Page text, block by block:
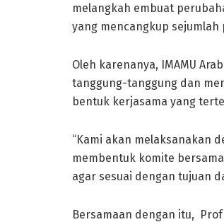
melangkah embuat
yang mencangkup sejumlah
Oleh karenanya, IMAMU
tanggung-tanggung dan
bentuk kerjasama yang
“Kami akan melaksanakan
membentuk komite
agar sesuai dengan tujuan
Bersamaan dengan itu,